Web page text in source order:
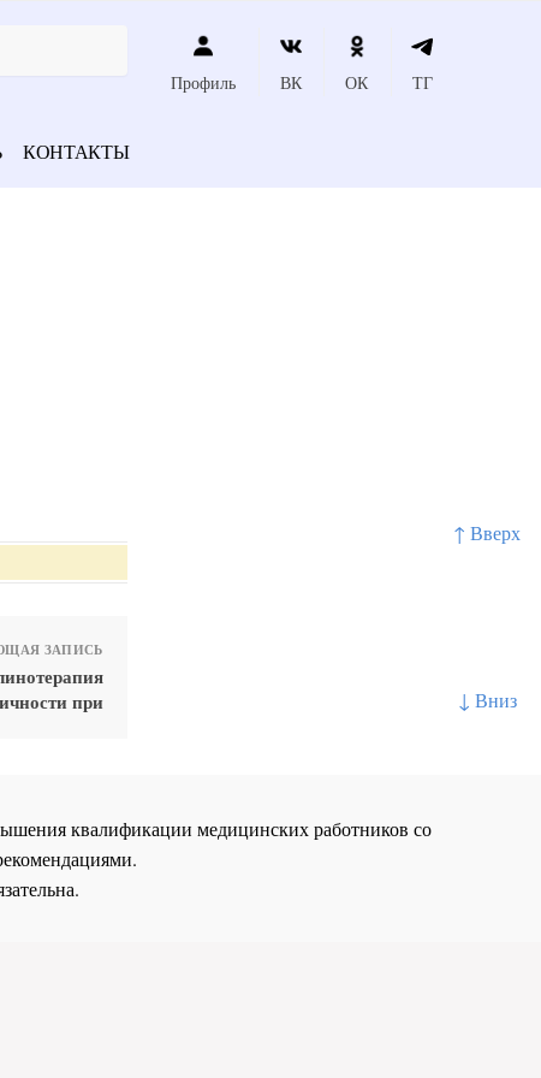
↑ Вверх
↓ Вниз
Профиль ВК ОК ТГ
КОНТАКТЫ
ЗАПИСЬ
при
квалификации медицинских работников со